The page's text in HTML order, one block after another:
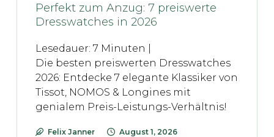
Perfekt zum Anzug: 7 preiswerte
Dresswatches in 2026
Lesedauer: 7 Minuten |
Die besten preiswerten Dresswatches
2026: Entdecke 7 elegante Klassiker von
Tissot, NOMOS & Longines mit
genialem Preis-Leistungs-Verhältnis!
Felix Janner August 1, 2026